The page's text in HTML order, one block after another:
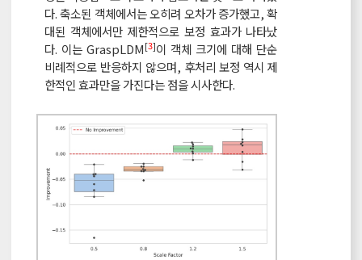
다. 축소된 객체에서는 오히려 오차가 증가했고, 확
대된 객체에서만 제한적으로 보정 효과가 나타났
다. 이는 GraspLDM[3]이 객체 크기에 대해 단순
비례적으로 반응하지 않으며, 후처리 보정 역시 제
한적인 효과만을 가진다는 점을 시사한다.